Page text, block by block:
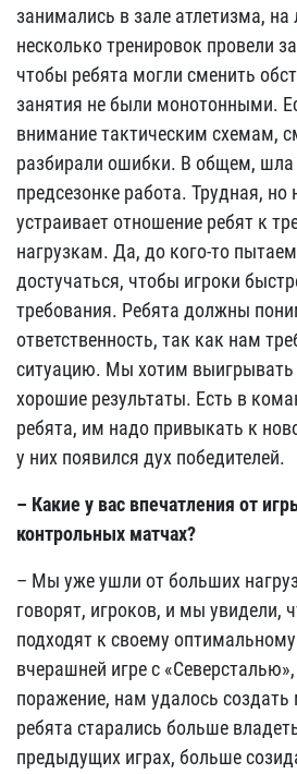
занимались в зале атлетизма, на
несколько тренировок провели
чтобы ребята могли сменить
занятия не были монотонными.
внимание тактическим схемам,
разбирали ошибки. В общем,
предсезонке работа. Трудная,
устраивает отношение ребят к
нагрузкам. Да, до кого-то
достучаться, чтобы игроки
требования. Ребята должны
ответственность, так как нам
ситуацию. Мы хотим выигрывать
хорошие результаты. Есть в
ребята, им надо привыкать к
у них появился дух победителей.
– Какие у вас впечатления от
контрольных матчах?
– Мы уже ушли от больших
говорят, игроков, и мы увидели,
подходят к своему
вчерашней игре с
поражение, нам удалось
ребята старались больше
предыдущих играх, больше